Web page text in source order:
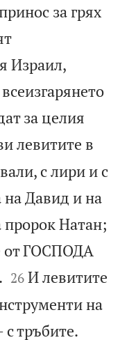
за грях
Израил,
за целия
левитите в
с лири и с
на Давид и на
пророк Натан;
от ГОСПОДА


26 И левитите
на
тръбите.